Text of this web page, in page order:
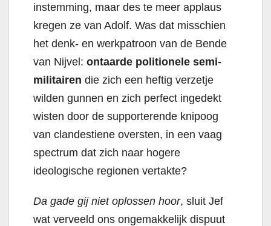
instemming, maar des te meer applaus
kregen ze van Adolf. Was dat misschien
het denk- en werkpatroon van de Bende
van Nijvel: ontaarde politionele semi-
militairen die zich een heftig verzetje
wilden gunnen en zich perfect ingedekt
wisten door de supporterende knipoog
van clandestiene oversten, in een vaag
spectrum dat zich naar hogere
ideologische regionen vertakte?
Da gade gij niet oplossen hoor, sluit Jef
wat verveeld ons ongemakkelijk dispuut